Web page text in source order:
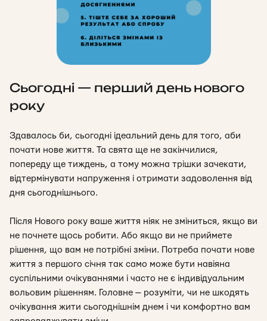
Сьогодні — перший день нового
року
Здавалось би, сьогодні ідеальний день для того, аби
почати нове життя. Та свята ще не закінчилися,
попереду ще тиждень, а тому можна трішки зачекати,
відтермінувати напруження і отримати задоволення від
дня сьогоднішнього.
Після Нового року ваше життя ніяк не зміниться, якщо ви
не почнете щось робити. Або якщо ви не приймете
рішення, що вам не потрібні зміни. Потреба почати нове
життя з першого січня так само може бути навіяна
суспільними очікуваннями і часто не є індивідуальним
вольовим рішенням. Головне — розуміти, чи не шкодять
очікування жити сьогоднішнім днем і чи комфортно вам